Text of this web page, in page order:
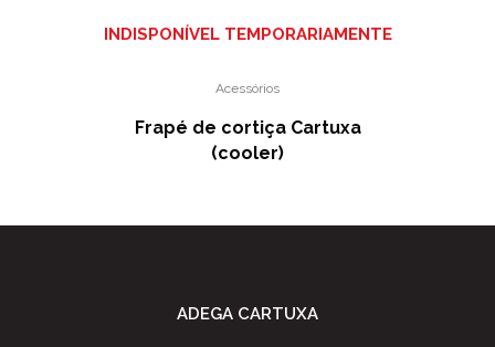
INDISPONÍVEL TEMPORARIAMENTE
Acessórios
Frapé de cortiça Cartuxa
(cooler)
ADEGA CARTUXA